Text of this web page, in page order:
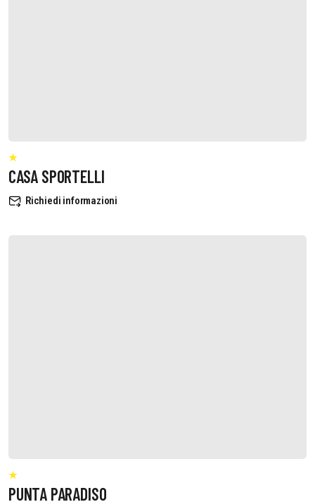
CASA SPORTELLI
Richiedi informazioni
PUNTA PARADISO